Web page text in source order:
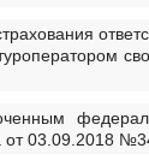
от 03.09.2018